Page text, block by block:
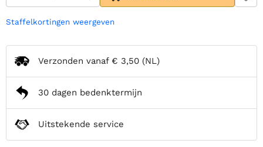
Staffelkortingen weergeven
Verzonden vanaf € 3,50 (NL)
30 dagen bedenktermijn
Uitstekende service